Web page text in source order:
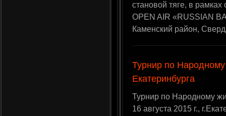
становой тяге, в
OPEN AIR «RUSSIAN
Каменский район,
Турнир по
Екатеринбурга
Турнир по Народному
16 августа 2015 г.,